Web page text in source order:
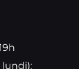
lundi):